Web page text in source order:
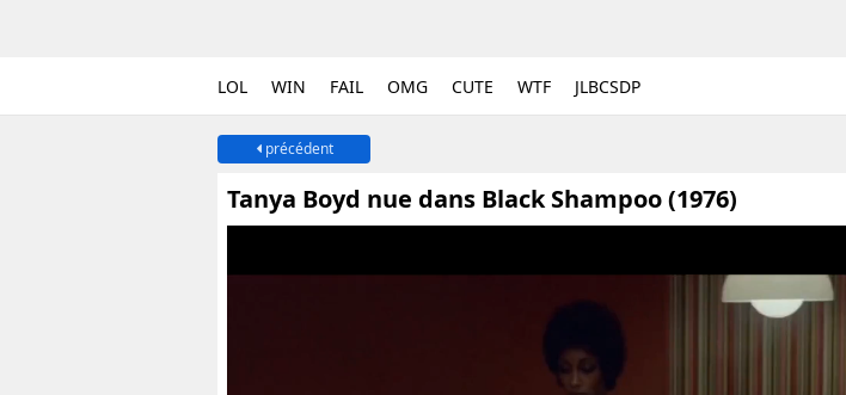
LOL WIN FAIL OMG CUTE WTF JLBCSDP
précédent
Tanya Boyd nue dans Black Shampoo (1976)